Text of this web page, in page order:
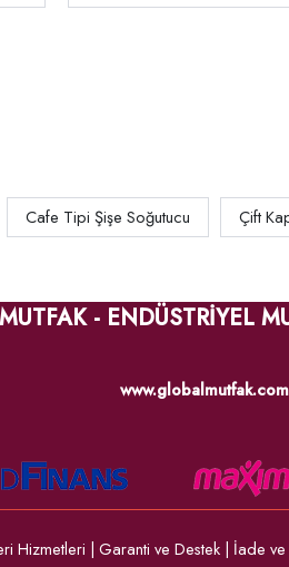
Cafe Tipi Şişe Soğutucu Çift
- ENDÜSTRİYEL
www.globalmutfak.com
Hizmetleri | Garanti ve Destek | İade